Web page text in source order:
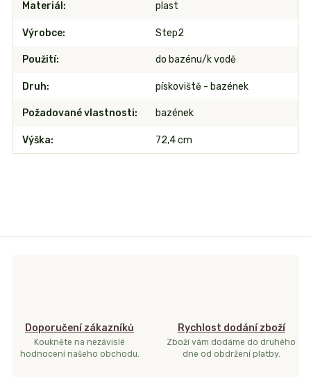
Materiál plast
Výrobce Step2
Použití do bazénu/k vodě
Druh pískoviště - bazének
Požadované vlastnosti bazének
Výška 72,4 cm
Doporučení zákazníků
Koukněte na nezávislé
hodnocení našeho obchodu.
Rychlost dodání zboží
Zboží vám dodáme do druhého
dne od obdržení platby.